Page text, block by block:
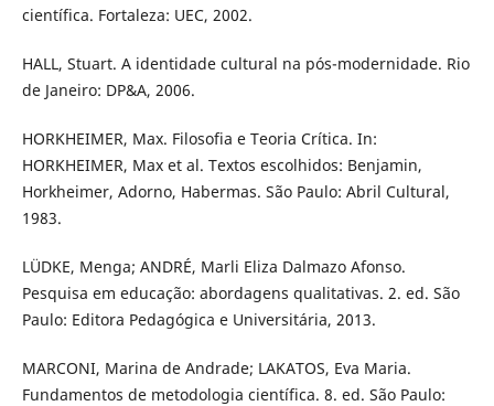
científica. Fortaleza: UEC, 2002.
HALL, Stuart. A identidade cultural na pós-modernidade. Rio
de Janeiro: DP&A, 2006.
HORKHEIMER, Max. Filosofia e Teoria Crítica. In:
HORKHEIMER, Max et al. Textos escolhidos: Benjamin,
Horkheimer, Adorno, Habermas. São Paulo: Abril Cultural,
1983.
LÜDKE, Menga; ANDRÉ, Marli Eliza Dalmazo Afonso.
Pesquisa em educação: abordagens qualitativas. 2. ed. São
Paulo: Editora Pedagógica e Universitária, 2013.
MARCONI, Marina de Andrade; LAKATOS, Eva Maria.
Fundamentos de metodologia científica. 8. ed. São Paulo: